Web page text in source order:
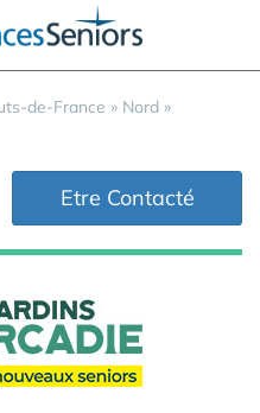
de-France » Nord »
Etre Contacté